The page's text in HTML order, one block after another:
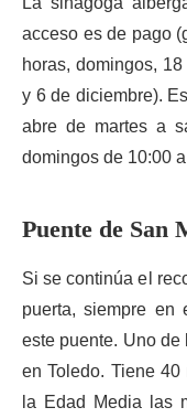
acceso es de pago
horas, domingos,
y 6 de diciembre).
abre de martes a
domingos de 10:00
Puente de San
Si se continúa el
puerta, siempre
este puente. Uno
en Toledo. Tiene
la Edad Media las